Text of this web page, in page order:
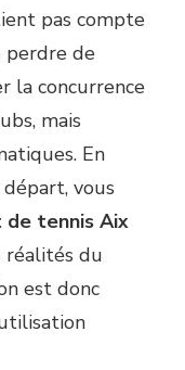
pas compte
perdre de
la concurrence
mais
En
vous
tennis Aix
réalités du
est donc